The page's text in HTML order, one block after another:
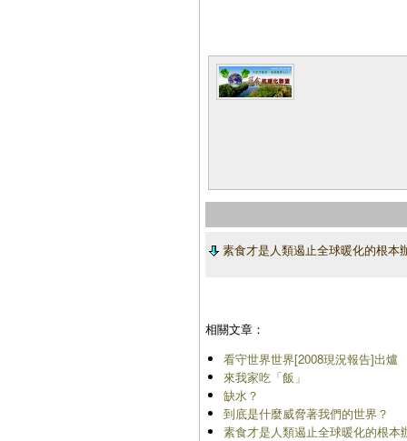
素食才是人類遏止全球暖化的根本
相關文章：
看守世界世界[2008現況報告]出爐
來我家吃「飯」
缺水？
到底是什麼威脅著我們的世界？
素食才是人類遏止全球暖化的根本